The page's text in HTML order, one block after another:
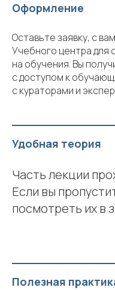
Оформление
Оставьте заявку, с
Учебного центра для
на обучения. Вы
с доступом к
с кураторами и
Удобная теория
Часть лекции
Если вы
посмотреть их в
Полезная